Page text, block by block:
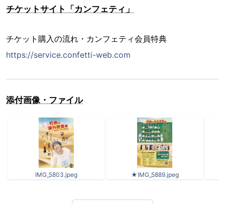
チケットサイト「カンフェティ」
チケット購入の流れ・カンフェティ会員特典
https://service.confetti-web.com
添付画像・ファイル
IMG_5803.jpeg ★IMG_5889.jpeg